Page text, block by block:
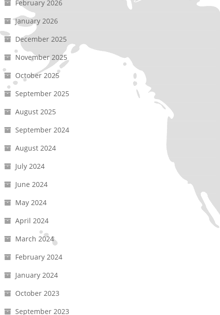
February 2026
January 2026
December 2025
November 2025
October 2025
September 2025
August 2025
September 2024
August 2024
July 2024
June 2024
May 2024
April 2024
March 2024
February 2024
January 2024
October 2023
September 2023